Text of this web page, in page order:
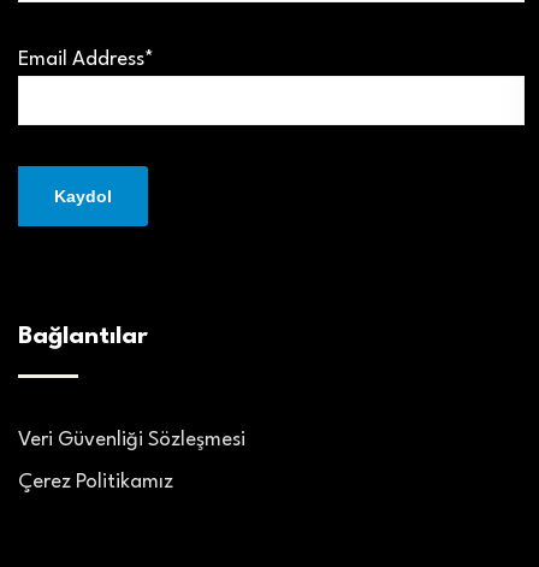
Email Address*
Bağlantılar
Veri Güvenliği Sözleşmesi
Çerez Politikamız